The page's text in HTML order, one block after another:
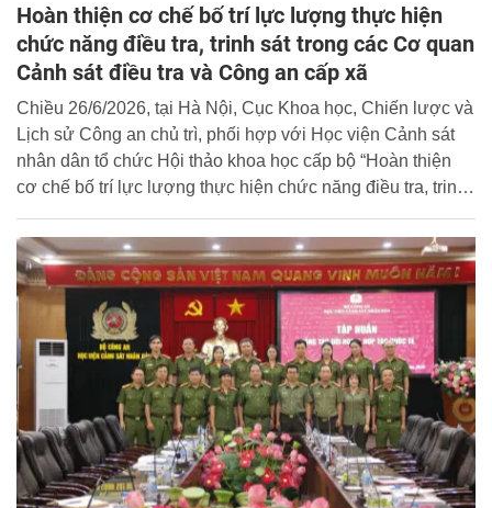
Hoàn thiện cơ chế bố trí lực lượng thực hiện
chức năng điều tra, trinh sát trong các Cơ quan
Cảnh sát điều tra và Công an cấp xã
Chiều 26/6/2026, tại Hà Nội, Cục Khoa học, Chiến lược và
Lịch sử Công an chủ trì, phối hợp với Học viện Cảnh sát
nhân dân tổ chức Hội thảo khoa học cấp bộ “Hoàn thiện
cơ chế bố trí lực lượng thực hiện chức năng điều tra, trinh
xã”. Thượng tướng Lê Văn Tuyến, Uỷ viên Trung ương
Đảng, Thứ trưởng Bộ Công an dự và chỉ đạo Hội thảo.